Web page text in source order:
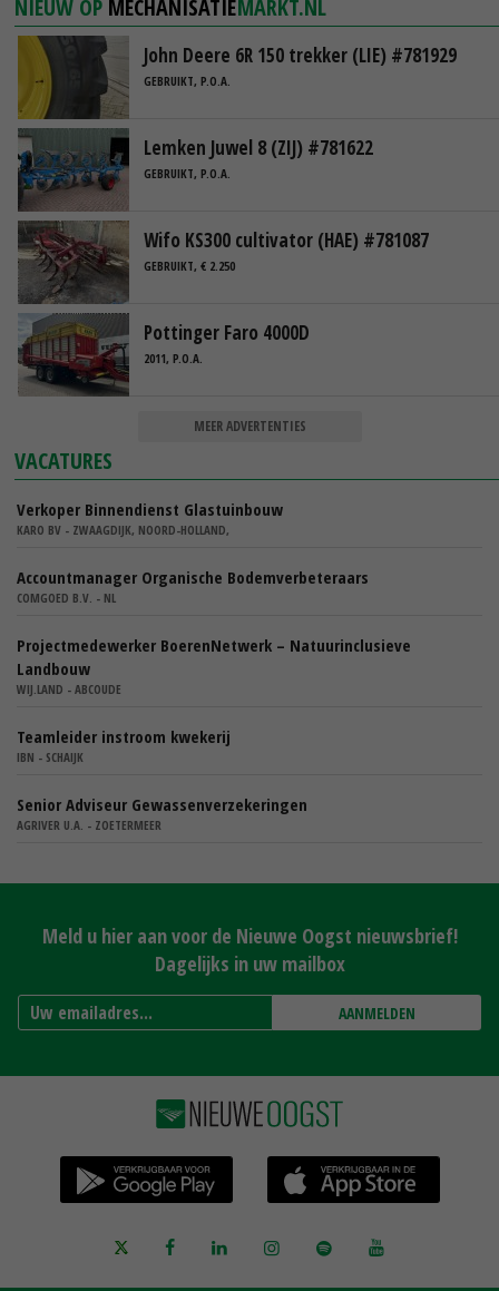
NIEUW OP MECHANISATIEMARKT.NL
John Deere 6R 150 trekker (LIE) #781929
GEBRUIKT, P.O.A.
Lemken Juwel 8 (ZIJ) #781622
GEBRUIKT, P.O.A.
Wifo KS300 cultivator (HAE) #781087
GEBRUIKT, € 2.250
Pottinger Faro 4000D
2011, P.O.A.
MEER ADVERTENTIES
VACATURES
Verkoper Binnendienst Glastuinbouw
KARO BV - ZWAAGDIJK, NOORD-HOLLAND,
Accountmanager Organische Bodemverbeteraars
COMGOED B.V. - NL
Projectmedewerker BoerenNetwerk – Natuurinclusieve
Landbouw
WIJ.LAND - ABCOUDE
Teamleider instroom kwekerij
IBN - SCHAIJK
Senior Adviseur Gewassenverzekeringen
AGRIVER U.A. - ZOETERMEER
Meld u hier aan voor de Nieuwe Oogst nieuwsbrief!
Dagelijks in uw mailbox
AANMELDEN